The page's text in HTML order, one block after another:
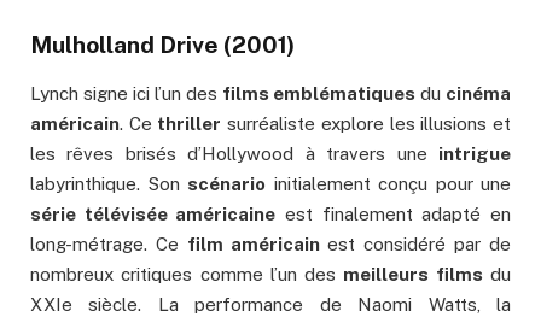
Mulholland Drive (2001)
Lynch signe ici l’un des films emblématiques du cinéma
américain. Ce thriller surréaliste explore les illusions et
les rêves brisés d’Hollywood à travers une intrigue
labyrinthique. Son scénario initialement conçu pour une
série télévisée américaine est finalement adapté en
long-métrage. Ce film américainest considéré par de
nombreux critiques comme l’un des meilleurs films du
XXIe siècle. La performance de Naomi Watts, la